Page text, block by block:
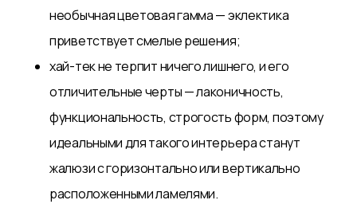
необычная цветовая гамма — эклектика
приветствует смелые решения;
хай-тек не терпит ничего лишнего, и его
отличительные черты — лаконичность,
функциональность, строгость форм, поэтому
идеальными для такого интерьера станут
жалюзи с горизонтально или вертикально
расположенными ламелями.